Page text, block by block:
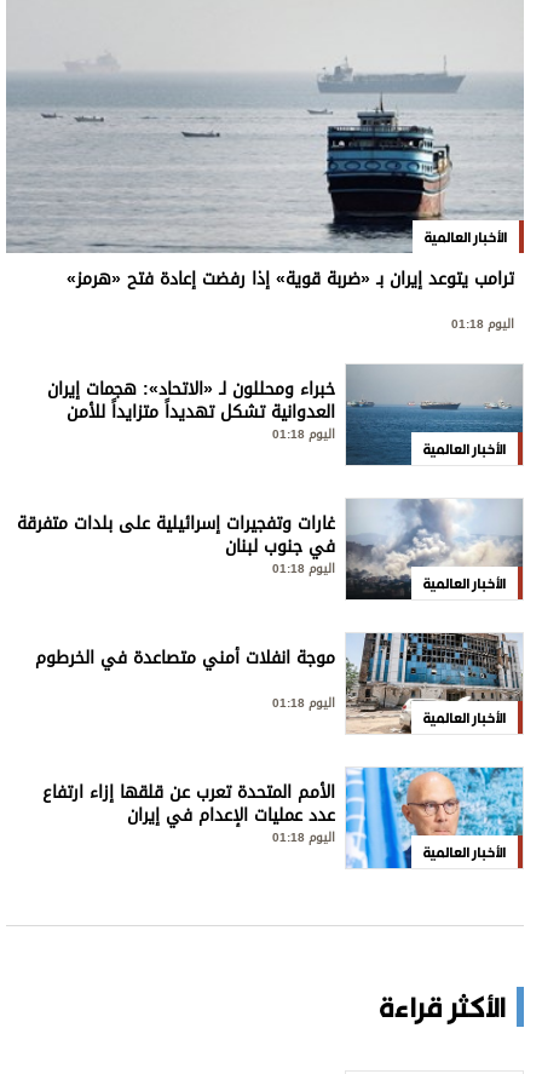
الأخبار العالمية
ترامب يتوعد إيران بـ «ضربة قوية» إذا رفضت إعادة فتح «هرمز»
اليوم 01:18
الأخبار العالمية
خبراء ومحللون لـ «الاتحاد»: هجمات إيران
العدوانية تشكل تهديداً متزايداً للأمن
الإقليمي والدولي
اليوم 01:18
الأخبار العالمية
غارات وتفجيرات إسرائيلية على بلدات متفرقة
في جنوب لبنان
اليوم 01:18
الأخبار العالمية
موجة انفلات أمني متصاعدة في الخرطوم
اليوم 01:18
الأخبار العالمية
الأمم المتحدة تعرب عن قلقها إزاء ارتفاع
عدد عمليات الإعدام في إيران
اليوم 01:18
الأكثر قراءة